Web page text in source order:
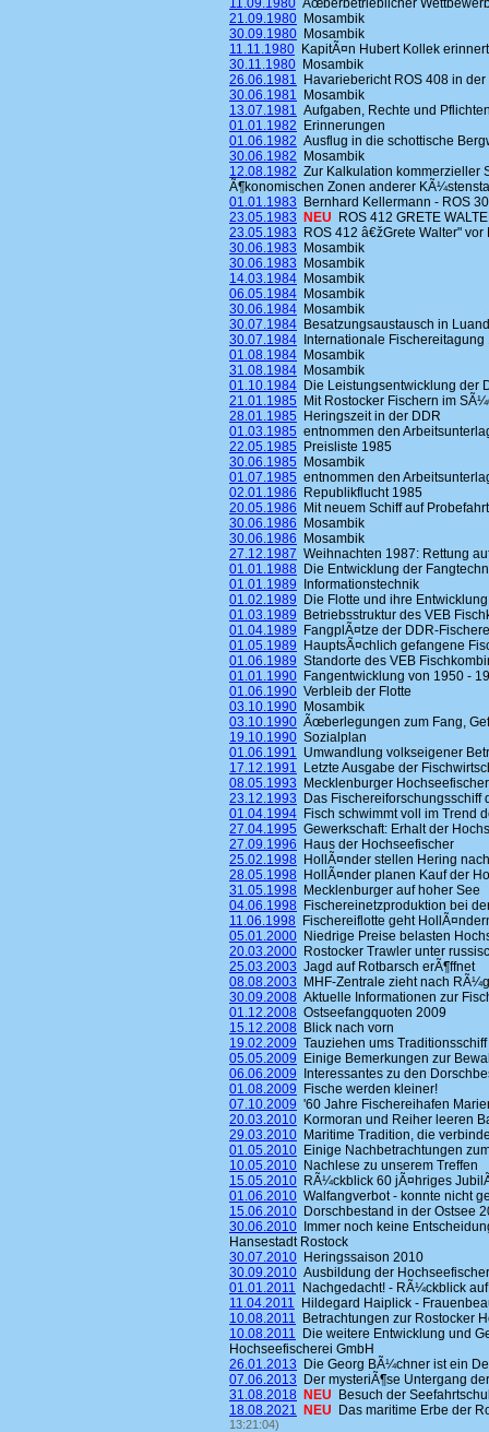
11.09.1980 Ãœberbetrieblicher
21.09.1980 Mosambik
30.09.1980 Mosambik
11.11.1980 KapitÃ¤n Hubert Kollek
30.11.1980 Mosambik
26.06.1981 Havariebericht ROS 408 in
30.06.1981 Mosambik
13.07.1981 Aufgaben, Rechte und
01.01.1982 Erinnerungen
01.06.1982 Ausflug in die schottische
30.06.1982 Mosambik
12.08.1982 Zur Kalkulation kommerzieller
Ã¶konomischen Zonen anderer
01.01.1983 Bernhard Kellermann - ROS
23.05.1983
NEU ROS 412 GRETE
23.05.1983 ROS 412 â€žGrete Walter"
30.06.1983 Mosambik
30.06.1983 Mosambik
14.03.1984 Mosambik
06.05.1984 Mosambik
30.06.1984 Mosambik
30.07.1984 Besatzungsaustausch in
30.07.1984 Internationale
01.08.1984 Mosambik
31.08.1984 Mosambik
01.10.1984 Die Leistungsentwicklung der
21.01.1985 Mit Rostocker Fischern im
28.01.1985 Heringszeit in der DDR
01.03.1985 entnommen den
22.05.1985 Preisliste 1985
30.06.1985 Mosambik
01.07.1985 entnommen den
02.01.1986 Republikflucht 1985
20.05.1986 Mit neuem Schiff auf Probefahrt
30.06.1986 Mosambik
30.06.1986 Mosambik
27.12.1987 Weihnachten 1987: Rettung
01.01.1988 Die Entwicklung der
01.01.1989 Informationstechnik
01.02.1989 Die Flotte und ihre Entwicklung
01.03.1989 Betriebsstruktur des VEB
01.04.1989 FangplÃ¤tze der DDR-
01.05.1989 HauptsÃ¤chlich gefangene
01.06.1989 Standorte des VEB
01.01.1990 Fangentwicklung von 1950 -
01.06.1990 Verbleib der Flotte
03.10.1990 Mosambik
03.10.1990 Ãœberlegungen zum Fang,
19.10.1990 Sozialplan
01.06.1991 Umwandlung volkseigener
17.12.1991 Letzte Ausgabe der
08.05.1993 Mecklenburger
23.12.1993 Das Fischereiforschungsschiff
01.04.1994 Fisch schwimmt voll im Trend
27.04.1995 Gewerkschaft: Erhalt der
27.09.1996 Haus der Hochseefischer
25.02.1998 HollÃ¤nder stellen Hering nach
28.05.1998 HollÃ¤nder planen Kauf der
31.05.1998 Mecklenburger auf hoher See
04.06.1998 Fischereinetzproduktion bei
11.06.1998 Fischereiflotte geht
05.01.2000 Niedrige Preise belasten
20.03.2000 Rostocker Trawler unter
25.03.2003 Jagd auf Rotbarsch erÃ¶ffnet
08.08.2003 MHF-Zentrale zieht nach
30.09.2008 Aktuelle Informationen zur
01.12.2008 Ostseefangquoten 2009
15.12.2008 Blick nach vorn
19.02.2009 Tauziehen ums Traditionsschiff
05.05.2009 Einige Bemerkungen zur
06.06.2009 Interessantes zu den
01.08.2009 Fische werden kleiner!
07.10.2009 '60 Jahre Fischereihafen
20.03.2010 Kormoran und Reiher leeren
29.03.2010 Maritime Tradition, die
01.05.2010 Einige Nachbetrachtungen
10.05.2010 Nachlese zu unserem Treffen
15.05.2010 RÃ¼ckblick 60 jÃ¤hriges
01.06.2010 Walfangverbot - konnte nicht
15.06.2010 Dorschbestand in der Ostsee
30.06.2010 Immer noch keine
Hansestadt Rostock
30.07.2010 Heringssaison 2010
30.09.2010 Ausbildung der
01.01.2011 Nachgedacht! - RÃ¼ckblick
11.04.2011 Hildegard Haiplick -
10.08.2011 Betrachtungen zur Rostocker
10.08.2011 Die weitere Entwicklung und
Hochseefischerei GmbH
26.01.2013 Die Georg BÃ¼chner ist ein
07.06.2013 Der mysteriÃ¶se Untergang
31.08.2018 NEU Besuch der
18.08.2021
NEU Das maritime Erbe der
13:21:04)